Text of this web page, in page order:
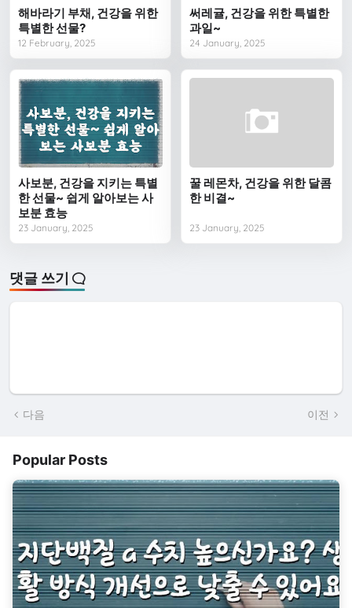
해바라기 부채, 건강을 위한
특별한 선물?
12 February, 2025
써레귤, 건강을 위한 특별한
과일~
24 January, 2025
사보분, 건강을 지키는 특별
한 선물~ 쉽게 알아보는 사
보분 효능
23 January, 2025
꿀 레몬차, 건강을 위한 달콤
한 비결~
23 January, 2025
댓글 쓰기
다음 이전
Popular Posts